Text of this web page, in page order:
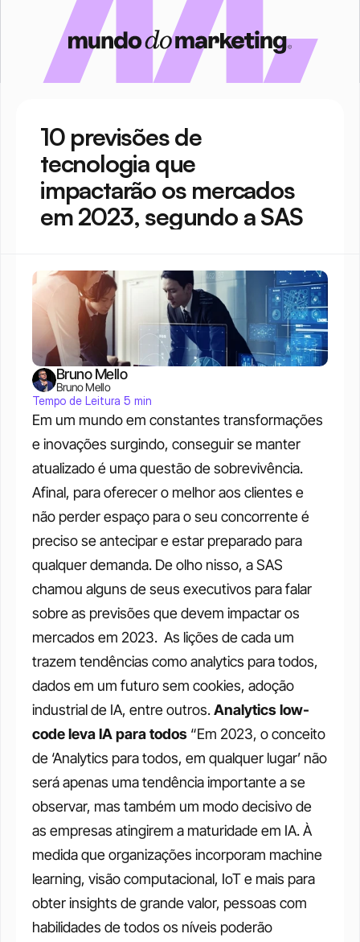
10 previsões de
tecnologia que
impactarão os mercados
em 2023, segundo a SAS
Em um mundo em constantes transformações
e inovações surgindo, conseguir se manter
atualizado é uma questão de sobrevivência.
Afinal, para oferecer o melhor aos clientes e
não perder espaço para o seu concorrente é
preciso se antecipar e estar preparado para
qualquer demanda. De olho nisso, a SAS
chamou alguns de seus executivos para falar
sobre as previsões que devem impactar os
mercados em 2023. As lições de cada um
trazem tendências como analytics para todos,
dados em um futuro sem cookies, adoção
industrial de IA, entre outros.Analytics low-
code leva IA para todos “Em 2023, o conceito
de ‘Analytics para todos, em qualquer lugar’ não
será apenas uma tendência importante a se
observar, mas também um modo decisivo de
as empresas atingirem a maturidade em IA. À
medida que organizações incorporam machine
learning, visão computacional, IoT e mais para
obter insights de grande valor, pessoas com
habilidades de todos os níveis poderão
Bruno Mello
Bruno Mello
Tempo de Leitura 5 min